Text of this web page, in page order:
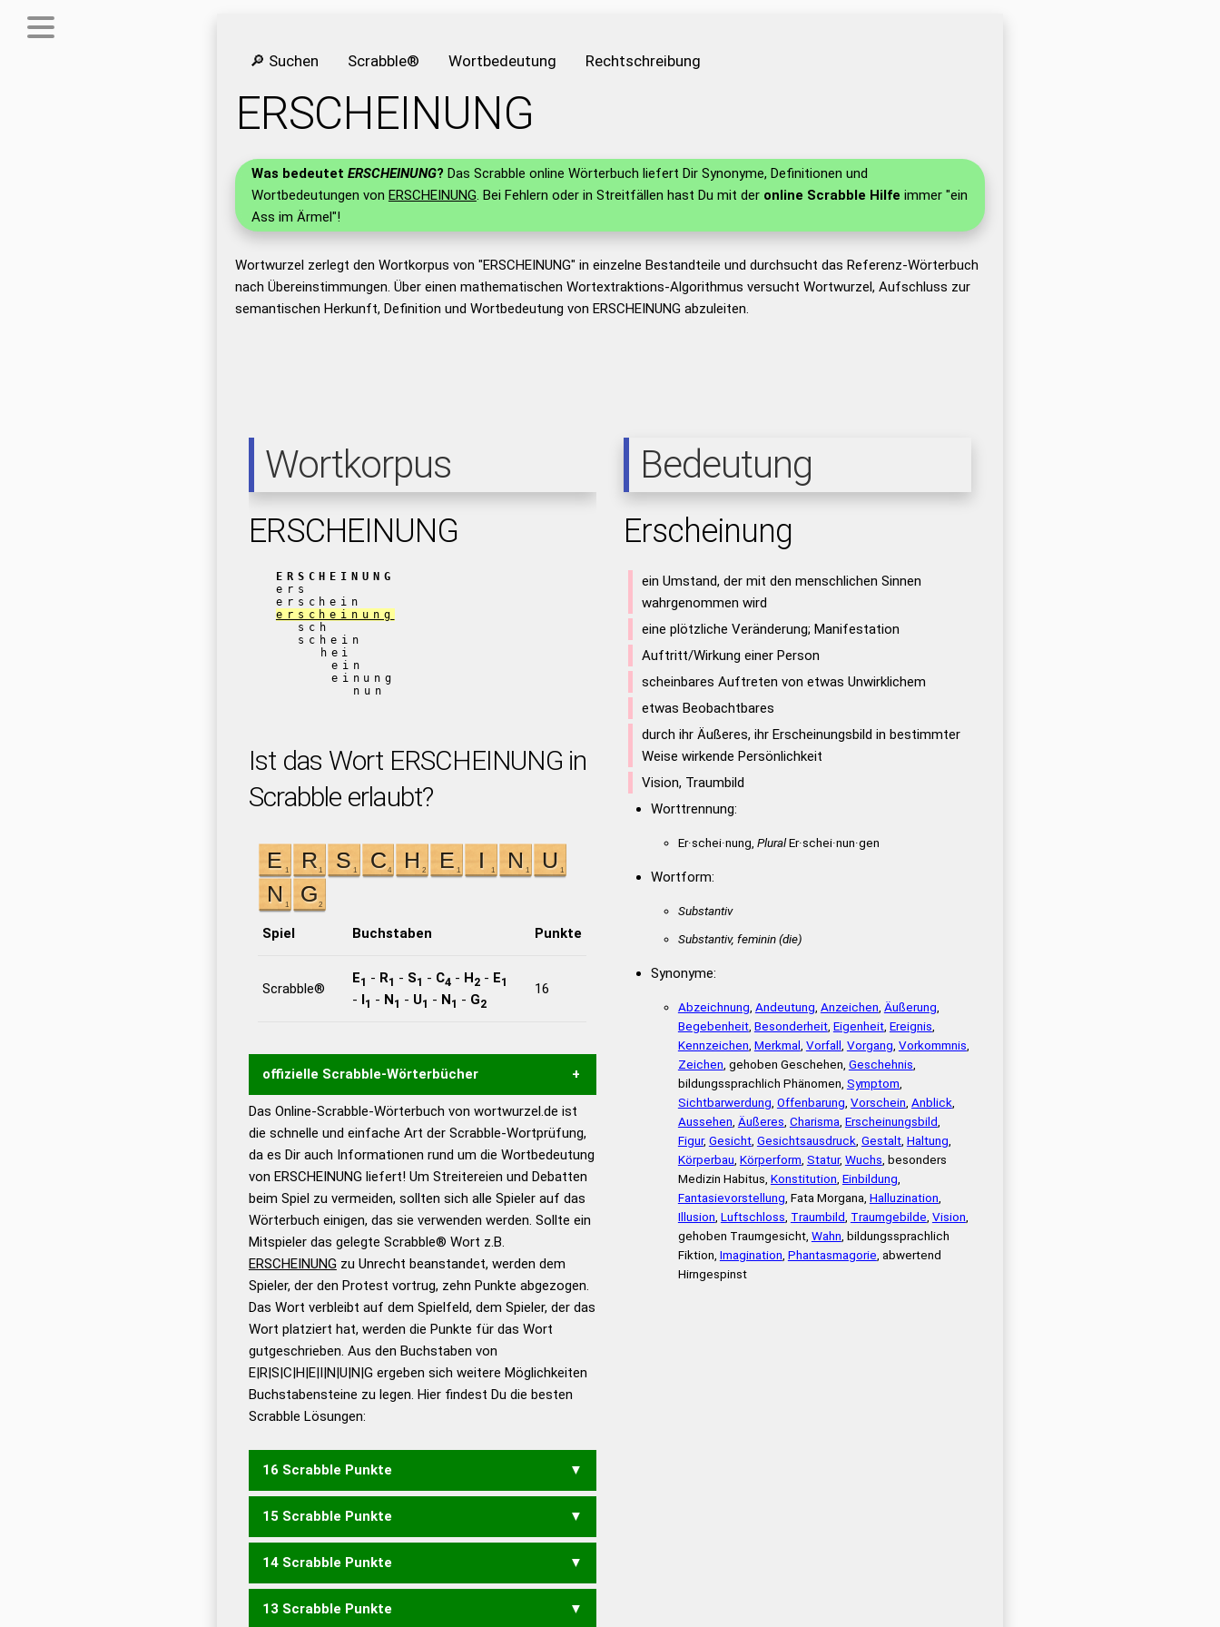
🔎 Suchen Scrabble® Wortbedeutung Rechtschreibung
ERSCHEINUNG
Was bedeutet ERSCHEINUNG? Das Scrabble online Wörterbuch liefert Dir Synonyme, Definitionen und
Wortbedeutungen von ERSCHEINUNG. Bei Fehlern oder in Streitfällen hast Du mit der online Scrabble Hilfe immer "ein
Ass im Ärmel"!
Wortwurzel zerlegt den Wortkorpus von "ERSCHEINUNG" in einzelne Bestandteile und durchsucht das Referenz-Wörterbuch
nach Übereinstimmungen. Über einen mathematischen Wortextraktions-Algorithmus versucht Wortwurzel, Aufschluss zur
semantischen Herkunft, Definition und Wortbedeutung von ERSCHEINUNG abzuleiten.
Wortkorpus
ERSCHEINUNG
ERSCHEINUNG
ers
erschein
erscheinung
sch
schein
hei
ein
einung
nun
Ist das Wort ERSCHEINUNG in
Scrabble erlaubt?
Spiel Buchstaben Punkte
Scrabble®
E1 - R1 - S1 - C4 - H2- E1
- I1 - N1 - U1 - N1 - G2
16
offizielle Scrabble-Wörterbücher
Wortwurzel liefert mit Hilfe eines semantischen
Wortanalyse-Algorithmus gute Anhaltspunkte zu
Wortbedeutung, Worttrennung und Wortform, um die
Gültigkeit eines Wortes für das Scrabble-Spiel zu
bestimmen! zugelassene Turnier Scrabble-
Wörterbücher sind:
Duden – Standardwerk in 12
Bänden
Duden – Richtiges und gutes
Deutsch
Duden – Die deutsche Grammatik
Duden – Deutsches
Universalwörterbuch
Das Online-Scrabble-Wörterbuch von wortwurzel.de ist
die schnelle und einfache Art der Scrabble-Wortprüfung,
da es Dir auch Informationen rund um die Wortbedeutung
von ERSCHEINUNG liefert! Um Streitereien und Debatten
beim Spiel zu vermeiden, sollten sich alle Spieler auf das
Wörterbuch einigen, das sie verwenden werden. Sollte ein
Mitspieler das gelegte Scrabble® Wort z.B.
ERSCHEINUNG zu Unrecht beanstandet, werden dem
Spieler, der den Protest vortrug, zehn Punkte abgezogen.
Das Wort verbleibt auf dem Spielfeld, dem Spieler, der das
Wort platziert hat, werden die Punkte für das Wort
gutgeschrieben. Aus den Buchstaben von
E|R|S|C|H|E|I|N|U|N|G ergeben sich weitere Möglichkeiten
Buchstabensteine zu legen. Hier findest Du die besten
Scrabble Lösungen:
16 Scrabble Punkte
SICHERUNGEN
15 Scrabble Punkte
SCHERUNGEN
14 Scrabble Punkte
EICHUNGEN ENERGISCH
13 Scrabble Punkte
Bedeutung
Erscheinung
ein Umstand, der mit den menschlichen Sinnen
wahrgenommen wird
eine plötzliche Veränderung; Manifestation
Auftritt/Wirkung einer Person
scheinbares Auftreten von etwas Unwirklichem
etwas Beobachtbares
durch ihr Äußeres, ihr Erscheinungsbild in bestimmter
Weise wirkende Persönlichkeit
Vision, Traumbild
Worttrennung:
Er·schei·nung, PluralEr·schei·nun·gen
Wortform:
Substantiv
Substantiv, feminin(die)
Synonyme:
Abzeichnung Andeutung Anzeichen Äußerung
Begebenheit, Besonderheit, Eigenheit, Ereignis
Kennzeichen Merkmal Vorfall Vorgang Vorkommnis
Zeichen , gehoben Geschehen, Geschehnis
bildungssprachlich Phänomen, Symptom
Sichtbarwerdung Offenbarung Vorschein Anblick
Aussehen Äußeres Charisma Erscheinungsbild
Figur, Gesicht, Gesichtsausdruck Gestalt, Haltung
Körperbau Körperform Statur, Wuchs , besonders
Medizin Habitus, Konstitution Einbildung
Fantasievorstellung , Fata Morgana, Halluzination
Illusion Luftschloss Traumbild Traumgebilde Vision
gehoben Traumgesicht, Wahn , bildungssprachlich
Fiktion, Imagination Phantasmagorie , abwertend
Hirngespinst